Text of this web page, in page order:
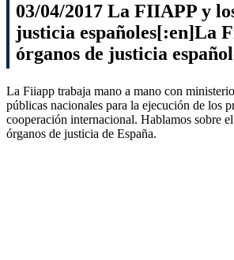
03/04/2017 La FIIAPP y
justicia españoles[:en]La
órganos de justicia
La Fiiapp trabaja mano a mano con
públicas nacionales para la ejecución de los
cooperación internacional. Hablamos sobre
órganos de justicia de España.